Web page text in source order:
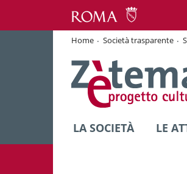
Home Società trasparente
LA SOCIETÀ LE